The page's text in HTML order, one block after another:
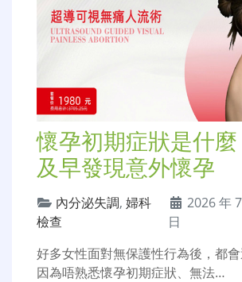
懷孕初期症狀是什
及早發現意外懷孕
內分泌失調, 婦科
檢查
2026 年
日
好多女性面對無保護性行為後，都
因為唔熟悉懷孕初期症狀、無法…